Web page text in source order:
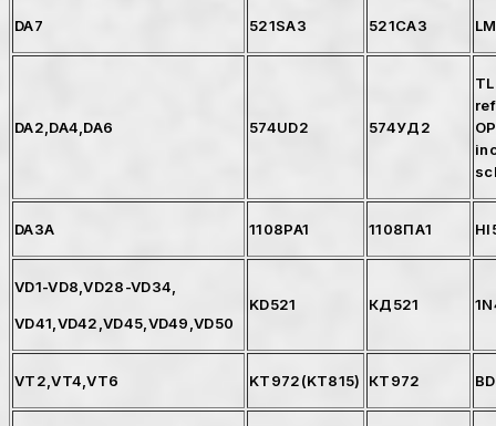
DA7 521SA3 521СА3
DA2,DA4,DA6 574UD2 574УД2
DA3A 1108PA1 1108ПА1
VD1-VD8,VD28-VD34,
VD41,VD42,VD45,VD49,VD50
KD521 КД521
VT2,VT4,VT6 KT972(KT815) КТ972